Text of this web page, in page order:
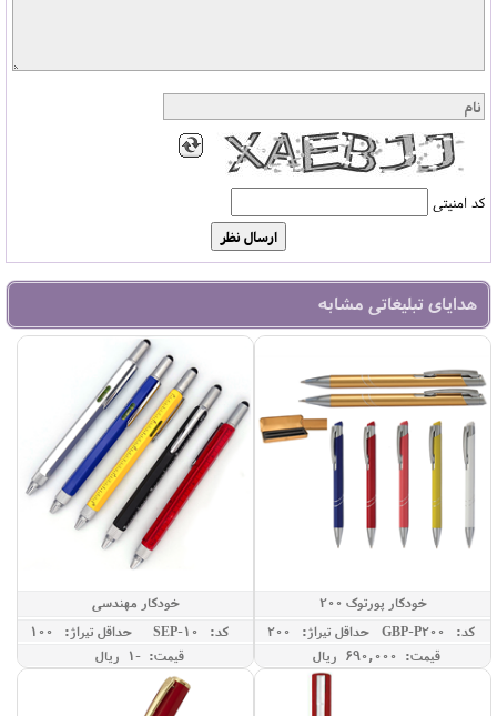
کد امنیتی
هدایای تبلیغاتی مشابه
خودکار پورتوک 200
کد: GBP-P200
حداقل تيراژ: 200
قیمت: 690,000 ريال
خودکار مهندسی
کد: SEP-10
حداقل تيراژ: 100
قیمت: -1 ريال